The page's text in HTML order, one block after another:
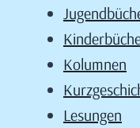
Kolumnen
Lesungen